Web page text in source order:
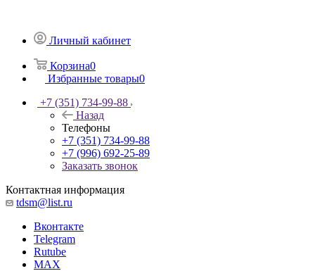
Личный кабинет
Корзина0
Избранные товары0
+7 (351) 734-99-88
Назад
Телефоны
+7 (351) 734-99-88
+7 (996) 692-25-89
Заказать звонок
Контактная информация
tdsm@list.ru
Вконтакте
Telegram
Rutube
MAX